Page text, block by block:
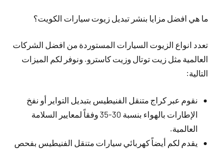
ما هي افضل مزايا بنشر تبديل زيوت سيارات الكويت؟
تعدد انواع الزيوت السيارات المستوردة من افضل الشركات
العالمية مثل زيت توتال وزيت كاسترو. ونوفر لكم الميزات
التالية:
نقوم عبر كراج متنقل الفنيطيس بتبديل التواير أو نفخ
الإطارات بالهواء بنسبة 30-35 وفقاً لمعايير السلامة
العالمية.
يقدم لكم أيضاً كهربائي سيارات متنقل الفنيطيس بفحص